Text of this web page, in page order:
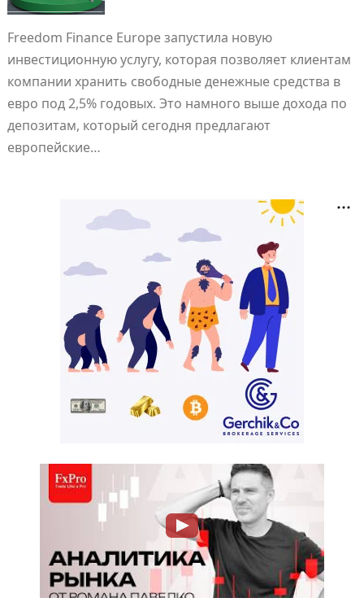
Freedom Finance Europe запустила новую
инвестиционную услугу, которая позволяет клиентам
компании хранить свободные денежные средства в
евро под 2,5% годовых. Это намного выше дохода по
депозитам, который сегодня предлагают
европейские…